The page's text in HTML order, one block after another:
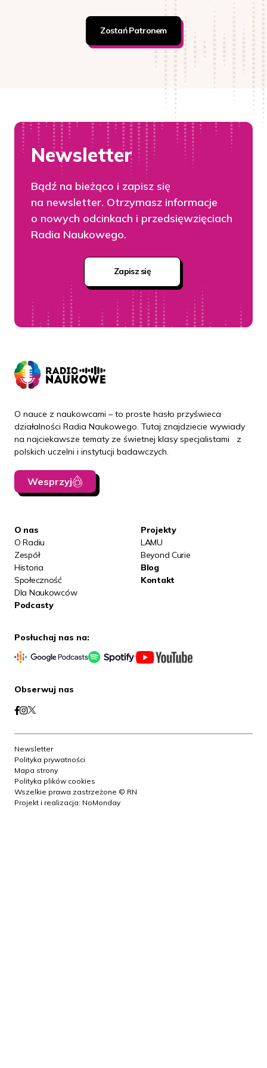
Zostań Patronem
Newsletter
Bądź na bieżąco i zapisz się
na newsletter. Otrzymasz informacje
o nowych odcinkach i przedsięwzięciach
Radia Naukowego.
Zapisz się
O nauce z naukowcami – to proste hasło przyświeca
działalności Radia Naukowego. Tutaj znajdziecie wywiady
na najciekawsze tematy ze świetnej klasy specjalistami z
polskich uczelni i instytucji badawczych.
Wesprzyj
O nas
O Radiu
Zespół
Historia
Społeczność
Dla Naukowców
Podcasty
Projekty
LAMU
Beyond Curie
Blog
Kontakt
Posłuchaj nas na:
Obserwuj nas
Newsletter
Polityka prywatności
Mapa strony
Polityka plików cookies
Wszelkie prawa zastrzeżone © RN
Projekt i realizacja: NoMonday